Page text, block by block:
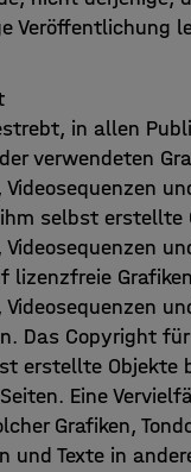
Veröffentlichung
in allen
verwendeten
selbst erstellte
lizenzfreie
Das Copyright
erstellte Objekte
Eine
Grafiken,
und Texte in